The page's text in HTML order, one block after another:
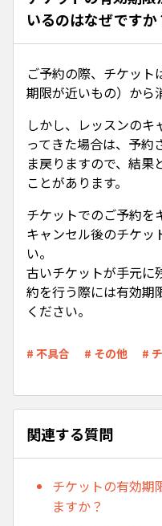
いるのはなぜですか
ご予約の際、チケット
期限が近いもの）から
しかし、レッスンの
ってきた場合は、予約
ま戻りますので、結果
ことがあります。
チケットでのご予約を
キャンセル後のチケッ
い。
古いチケットが手元に
約を行う際には有効期
ください。
# 不具合 # その他 #
関連する質問
チケットの有効期
ますか？